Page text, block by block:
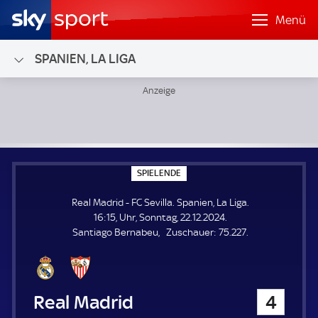
Menü
SPANIEN, LA LIGA
SPIELENDE
P
E
L
E
N
Real Madrid - FC Sevilla. Spanien, La Liga.
16:15, Uhr, Sonntag, 22.12.2024.
Santiago Bernabeu
Zuschauer: Z
75.227.
Real Madrid 4